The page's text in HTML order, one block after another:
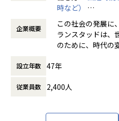
★アドバイザーが付きます
自己評価の際はアドバイザーを
リアについて悩みや不安を相談
無
スポジションです
・オンプレ～クラウド環境まで
【業務の変更の範囲】
時など）
時間外労働の有無
休憩時間： 60分
企業概要
この社会の発展に
ランスタッドは、
のために、時代の
全で効率的な発展
設立年数 47年
従業員数 2,400人